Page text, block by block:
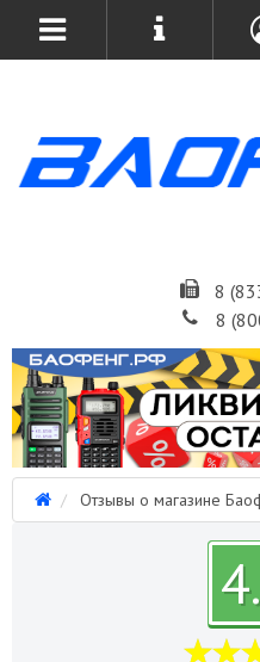
8
8
Отзывы о магазине